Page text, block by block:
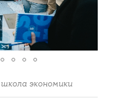
экономики